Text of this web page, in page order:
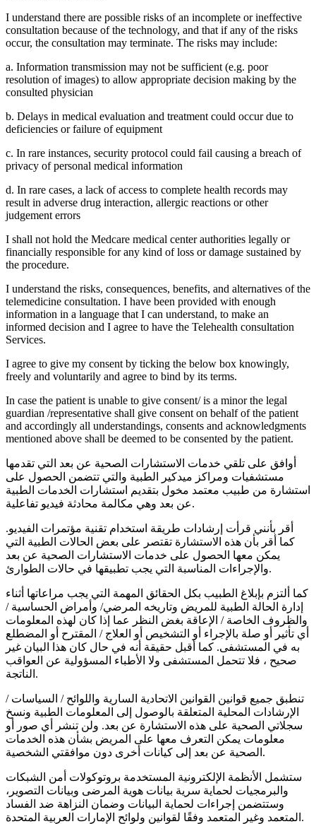
I understand there are possible risks of an incomplete or ineffective
consultation because of the technology, and that if any of the risks
occur, the consultation may terminate. The risks may include:
a. Information transmission may not be sufficient (e.g. poor
resolution of images) to allow appropriate decision making by the
consulted physician
b. Delays in medical evaluation and treatment could occur due to
deficiencies or failure of equipment
c. In rare instances, security protocol could fail causing a breach of
privacy of personal medical information
d. In rare cases, a lack of access to complete health records may
result in adverse drug interaction, allergic reactions or other
judgement errors
I shall not hold the Medcare medical center authorities legally or
financially responsible for any kind of loss or damage sustained by
the procedure.
I understand the risks, consequences, benefits, and alternatives of the
telemedicine consultation. I have been provided with enough
information in a language that I can understand, to make an
informed decision and I agree to have the Telehealth consultation
Services.
I agree to give my consent by ticking the below box knowingly,
freely and voluntarily and agree to bind by its terms.
In case the patient is unable to give consent/ is a minor the legal
guardian /representative shall give consent on behalf of the patient
and accordingly all understandings, consents and acknowledgments
mentioned above shall be deemed to be consented by the patient.
أوافق على تلقي خدمات الاستشارات الصحية عن بعد التي تقدمها
مستشفيات ومراكز ميدكير الطبية والتي تتضمن الحصول على
استشارة من طبيب معتمد مخول بتقديم استشارات الخدمات الطبية
عن بعد وهي مكالمة محادثة فيديو تفاعلية.
أقر بأنني قرأت إرشادات طريقة استخدام تقنية مؤتمرات الفيديو.
كما أقر بأن هذه الاستشارة تقتصر على بعض الحالات الطبية التي
يمكن معها الحصول على خدمات الاستشارات الصحية عن بعد
والإجراءات المناسبة التي يجب تطبيقها في حالات الطوارئ.
كما ألتزم بإبلاغ الطبيب بكل الحقائق المهمة التي يجب مراعاتها أثناء
إدارة الحالة الطبية للمريض وتاريخه المرضي/ وأمراض الحساسية /
والظروف الخاصة / الإعاقة بغض النظر عما إذا كان لهذه المعلومات
أي تأثير أو صلة بالإجراء أو التشخيص أو العلاج / المقترح أو المضطلع
به في المستشفى. كما أقبل حقيقة أنه في حال كان هذا البيان غير
صحيح ، فلا تتحمل المستشفى ولا الأطباء المسؤولية عن العواقب
الناتجة.
تنطبق جميع قوانين القوانين الاتحادية السارية واللوائح / السياسات /
الإرشادات المحلية المتعلقة بالوصول إلى المعلومات الطبية ونسخ
سجلاتي الصحية على هذه الاستشارة عن بعد. ولن تنشر أي صور أو
معلومات يمكن التعرف معها على المريض بشأن هذه الخدمات
الصحية عن بعد إلى كيانات أخرى دون موافقتي الشخصية.
ستشمل الأنظمة الإلكترونية المستخدمة بروتوكولات أمن الشبكات
والبرمجيات لحماية سرية بيانات هوية المرضى وبيانات التصوير،
وستتضمن إجراءات لحماية البيانات وضمان النزاهة ضد الفساد
المتعمد وغير المتعمد وفقًا لقوانين ولوائح الإمارات العربية المتحدة.